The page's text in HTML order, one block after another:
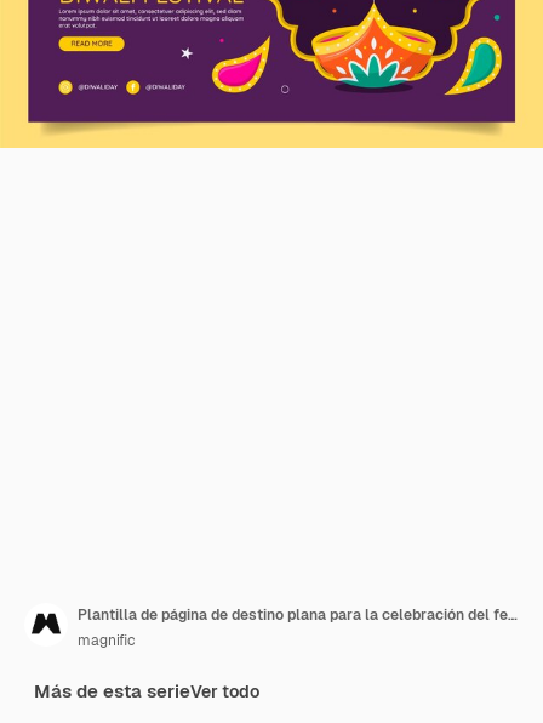
Plantilla de página de destino plana para la celebración del festival diwali
magnific
Más de esta serieVer todo